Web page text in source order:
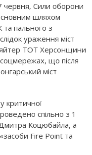
червня, Сили оборони
шляхом
та пального з
ураження міст
ТОТ Херсонщини
що після
міст
критичної
спільно з 1
Коцюбайла, а
Fire Point та